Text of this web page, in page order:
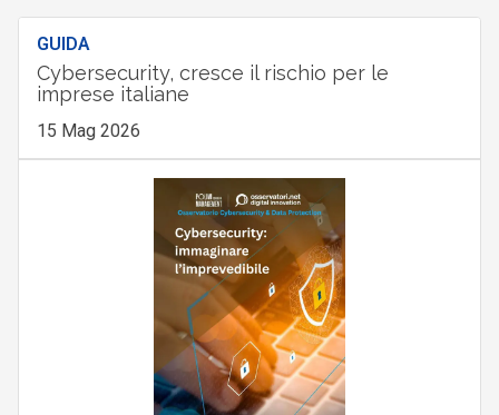
GUIDA
Cybersecurity, cresce il rischio per le
imprese italiane
15 Mag 2026